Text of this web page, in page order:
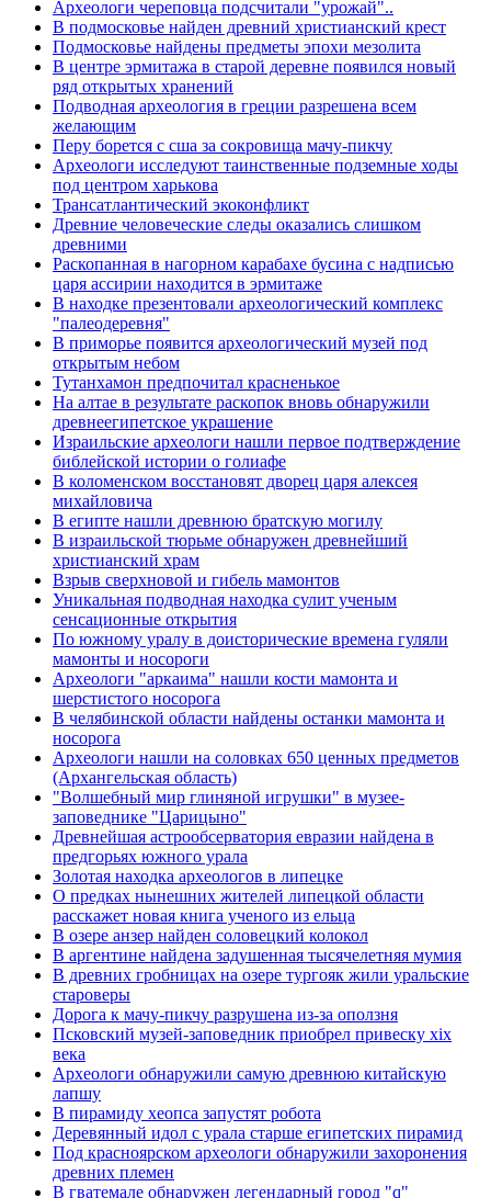
Археологи череповца подсчитали "урожай"..
В подмосковье найден древний христианский крест
Подмосковье найдены предметы эпохи мезолита
В центре эрмитажа в старой деревне появился новый
ряд открытых хранений
Подводная археология в греции разрешена всем
желающим
Перу борется с сша за сокровища мачу-пикчу
Археологи исследуют таинственные подземные ходы
под центром харькова
Трансатлантический экоконфликт
Древние человеческие следы оказались слишком
древними
Раскопанная в нагорном карабахе бусина с надписью
царя ассирии находится в эрмитаже
В находке презентовали археологический комплекс
"палеодеревня"
В приморье появится археологический музей под
открытым небом
Тутанхамон предпочитал красненькое
На алтае в результате раскопок вновь обнаружили
древнеегипетское украшение
Израильские археологи нашли первое подтверждение
библейской истории о голиафе
В коломенском восстановят дворец царя алексея
михайловича
В египте нашли древнюю братскую могилу
В израильской тюрьме обнаружен древнейший
христианский храм
Взрыв сверхновой и гибель мамонтов
Уникальная подводная находка сулит ученым
сенсационные открытия
По южному уралу в доисторические времена гуляли
мамонты и носороги
Археологи "аркаима" нашли кости мамонта и
шерстистого носорога
В челябинской области найдены останки мамонта и
носорога
Археологи нашли на соловках 650 ценных предметов
(Архангельская область)
"Волшебный мир глиняной игрушки" в музее-
заповеднике "Царицыно"
Древнейшая астрообсерватория евразии найдена в
предгорьях южного урала
Золотая находка археологов в липецке
О предках нынешних жителей липецкой области
расскажет новая книга ученого из ельца
В озере анзер найден соловецкий колокол
В аргентине найдена задушенная тысячелетняя мумия
В древних гробницах на озере тургояк жили уральские
староверы
Дорога к мачу-пикчу разрушена из-за оползня
Псковский музей-заповедник приобрел привеску xix
века
Археологи обнаружили самую древнюю китайскую
лапшу
В пирамиду хеопса запустят робота
Деревянный идол с урала старше египетских пирамид
Под красноярском археологи обнаружили захоронения
древних племен
В гватемале обнаружен легендарный город "q"